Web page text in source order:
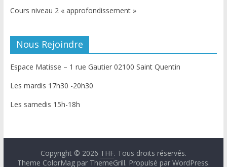
Cours niveau 2 « approfondissement »
Nous Rejoindre
Espace Matisse – 1 rue Gautier 02100 Saint Quentin
Les mardis 17h30 -20h30
Les samedis 15h-18h
Copyright © 2026 THF. Tous droits réservés.
Theme ColorMagpar ThemeGrill. Propulsé par WordPress.